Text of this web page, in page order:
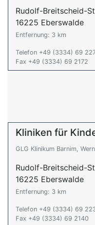
Rudolf-Breitscheid-
16225 Eberswalde
Entfernung: 3 km
Telefon +49 (3334) 69
Fax +49 (3334) 69 2172
Kliniken für
GLG Klinikum Barnim,
Rudolf-Breitscheid-
16225 Eberswalde
Entfernung: 3 km
Telefon +49 (3334) 69
Fax +49 (3334) 69 2140